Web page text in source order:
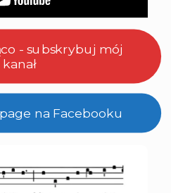
- subskrybuj mój
kanał
na Facebooku